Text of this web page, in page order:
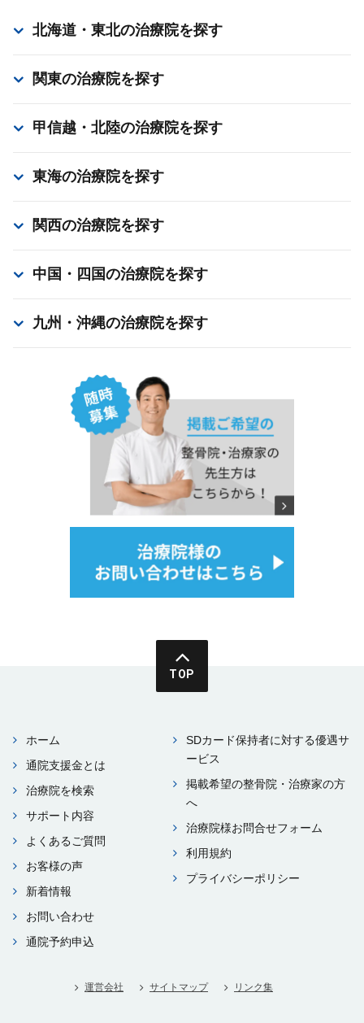
北海道・東北の治療院を探す
関東の治療院を探す
甲信越・北陸の治療院を探す
東海の治療院を探す
関西の治療院を探す
中国・四国の治療院を探す
九州・沖縄の治療院を探す
TOP
ホーム
通院⽀援⾦とは
治療院を検索
サポート内容
よくあるご質問
お客様の声
新着情報
お問い合わせ
通院予約申込
SDカード保持者に対する優遇サ
ービス
掲載希望の整⾻院・治療家の⽅
へ
治療院様お問合せフォーム
利⽤規約
プライバシーポリシー
運営会社 サイトマップ リンク集